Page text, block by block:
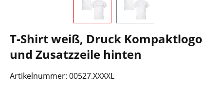
T-Shirt weiß, Druck Kompaktlogo
und Zusatzzeile hinten
Artikelnummer: 00527.XXXXL